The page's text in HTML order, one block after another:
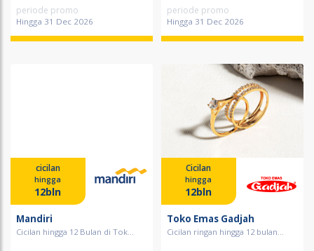
periode promo
Hingga 31 Dec 2026
periode promo
Hingga 31 Dec 2026
cicilan
hingga
12bln
Mandiri
Cicilan hingga 12 Bulan di Tok...
Cicilan
hingga
12bln
Toko Emas Gadjah
Cicilan ringan hingga 12 bulan...